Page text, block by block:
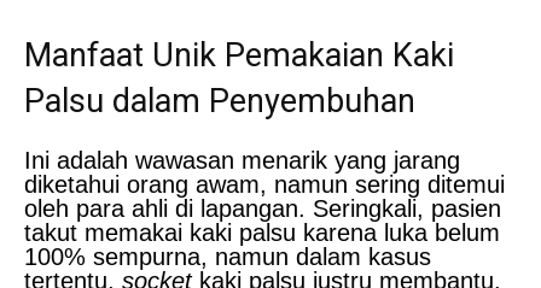
Manfaat Unik Pemakaian Kaki
Palsu dalam Penyembuhan
Ini adalah wawasan menarik yang jarang
diketahui orang awam, namun sering ditemui
oleh para ahli di lapangan. Seringkali, pasien
takut memakai kaki palsu karena luka belum
100% sempurna, namun dalam kasus
tertentu, socketkaki palsu justru membantu.